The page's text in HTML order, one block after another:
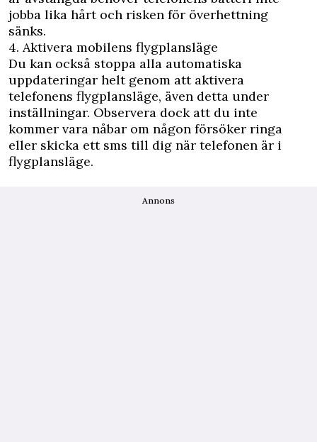
jobba lika hårt och risken för överhettning
sänks.
4. Aktivera mobilens flygplansläge
Du kan också stoppa alla automatiska
uppdateringar helt genom att aktivera
telefonens flygplansläge, även detta under
inställningar. Observera dock att du inte
kommer vara nåbar om någon försöker ringa
eller skicka ett sms till dig när telefonen är i
flygplansläge.
Annons